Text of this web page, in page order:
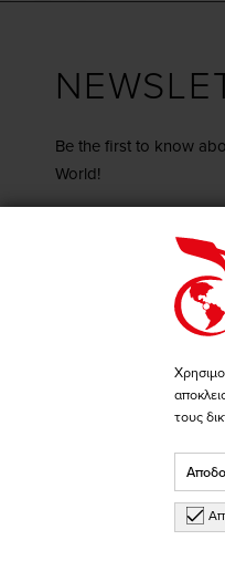
Be the first to know
World!
I agree with the
τους